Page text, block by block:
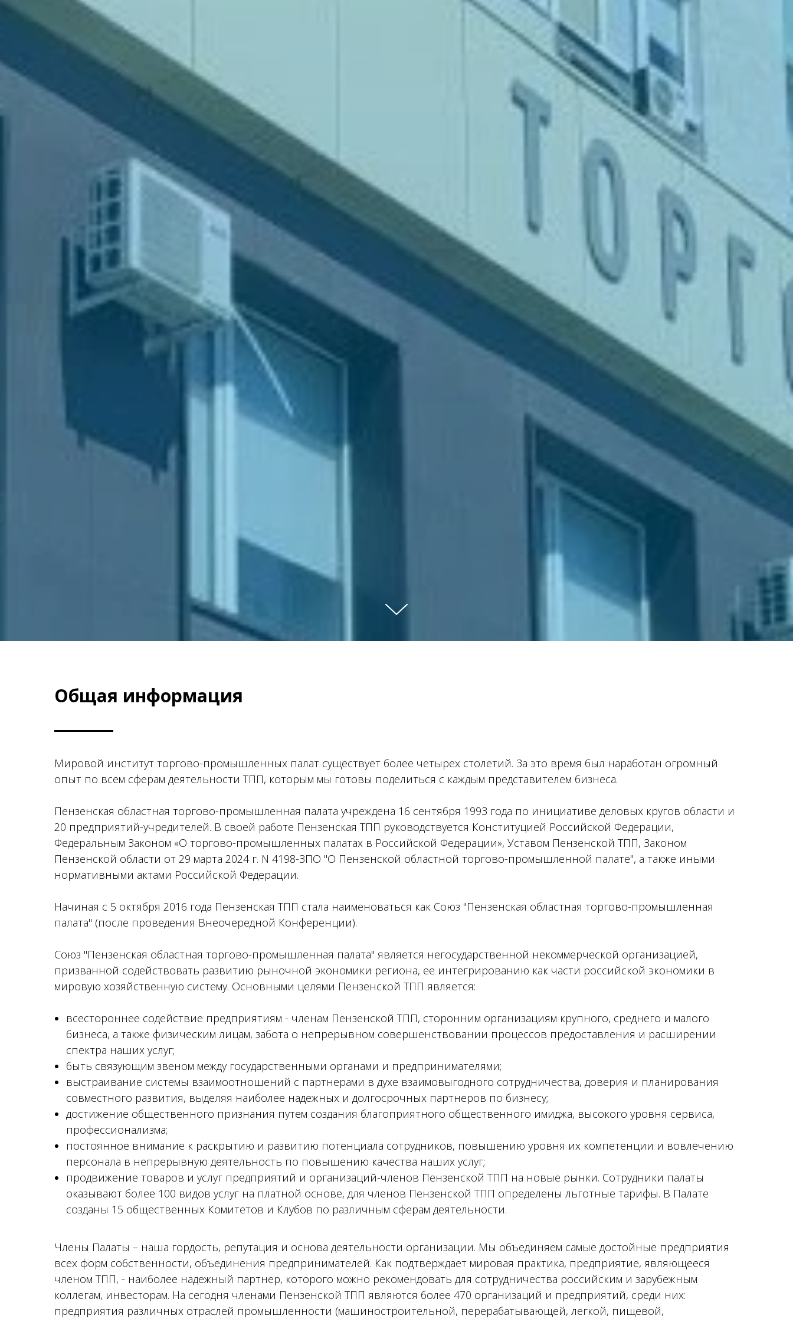
Общая информация
Мировой институт торгово-промышленных палат существует более четырех столетий. За это время был наработан огромный
опыт по всем сферам деятельности ТПП, которым мы готовы поделиться с каждым представителем бизнеса.
Пензенская областная торгово-промышленная палата учреждена 16 сентября 1993 года по инициативе деловых кругов области и
20 предприятий-учредителей. В своей работе Пензенская ТПП руководствуется Конституцией Российской Федерации,
Федеральным Законом «О торгово-промышленных палатах в Российской Федерации», Уставом Пензенской ТПП, Законом
Пензенской области от 29 марта 2024 г. N 4198-ЗПО "О Пензенской областной торгово-промышленной палате", а также иными
нормативными актами Российской Федерации.
Начиная с 5 октября 2016 года Пензенская ТПП стала наименоваться как Союз "Пензенская областная торгово-промышленная
палата" (после проведения Внеочередной Конференции).
Союз "Пензенская областная торгово-промышленная палата" является негосударственной некоммерческой организацией,
призванной содействовать развитию рыночной экономики региона, ее интегрированию как части российской экономики в
мировую хозяйственную систему. Основными целями Пензенской ТПП является:
всестороннее содействие предприятиям - членам Пензенской ТПП, сторонним организациям крупного, среднего и малого
бизнеса, а также физическим лицам, забота о непрерывном совершенствовании процессов предоставления и расширении
спектра наших услуг;
быть связующим звеном между государственными органами и предпринимателями;
выстраивание системы взаимоотношений с партнерами в духе взаимовыгодного сотрудничества, доверия и планирования
совместного развития, выделяя наиболее надежных и долгосрочных партнеров по бизнесу;
достижение общественного признания путем создания благоприятного общественного имиджа, высокого уровня сервиса,
профессионализма;
постоянное внимание к раскрытию и развитию потенциала сотрудников, повышению уровня их компетенции и вовлечению
персонала в непрерывную деятельность по повышению качества наших услуг;
продвижение товаров и услуг предприятий и организаций-членов Пензенской ТПП на новые рынки. Сотрудники палаты
оказывают более 100 видов услуг на платной основе, для членов Пензенской ТПП определены льготные тарифы. В Палате
созданы 15 общественных Комитетов и Клубов по различным сферам деятельности.
Члены Палаты – наша гордость, репутация и основа деятельности организации. Мы объединяем самые достойные предприятия
всех форм собственности, объединения предпринимателей. Как подтверждает мировая практика, предприятие, являющееся
членом ТПП, - наиболее надежный партнер, которого можно рекомендовать для сотрудничества российским и зарубежным
коллегам, инвесторам. На сегодня членами Пензенской ТПП являются более 470 организаций и предприятий, среди них:
предприятия различных отраслей промышленности (машиностроительной, перерабатывающей, легкой, пищевой,